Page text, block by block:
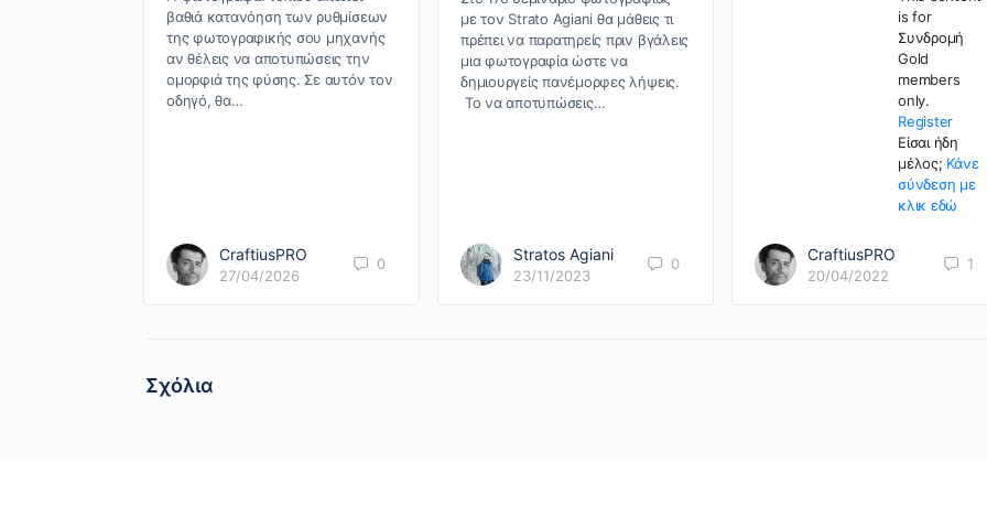
βαθιά κατανόηση των ρυθμίσεων
της φωτογραφικής σου μηχανής
αν θέλεις να αποτυπώσεις την
ομορφιά της φύσης. Σε αυτόν τον
οδηγό, θα…
CraftiusPRO
27/04/2026
0
με τον Strato Agiani θα μάθεις τι
πρέπει να παρατηρείς πριν βγάλεις
μια φωτογραφία ώστε να
δημιουργείς πανέμορφες λήψεις.
Το να αποτυπώσεις…
Stratos Agiani
23/11/2023
0
is for
Συνδρομή
Gold
members
only.
Register
Είσαι ήδη
μέλος; Κάνε
σύνδεση με
κλικ εδώ
CraftiusPRO
20/04/2022
1
Σχόλια